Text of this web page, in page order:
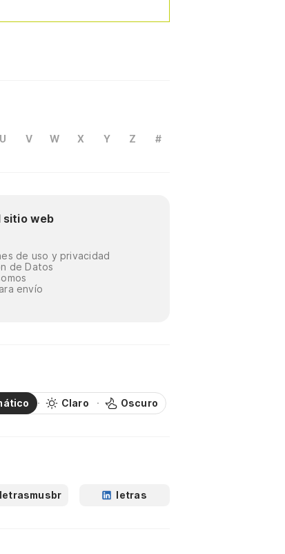
U V W X Y Z #
sitio web
de uso y privacidad
de Datos
envío
Claro Oscuro
letrasmusbr letras